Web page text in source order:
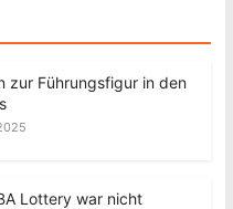
zur Führungsfigur in den
Lottery war nicht